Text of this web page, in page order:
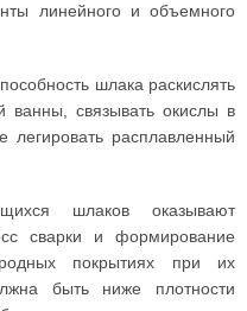
линейного и объемного
шлака раскислять
ванны, связывать окислы в
легировать расплавленный
шлаков оказывают
сварки и формирование
покрытиях при их
быть ниже плотности